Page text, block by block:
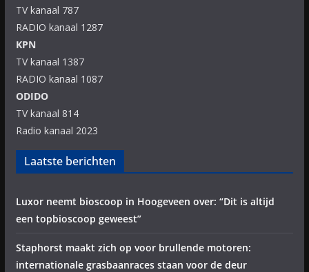
TV kanaal 787
RADIO kanaal 1287
KPN
TV kanaal 1387
RADIO kanaal 1087
ODIDO
TV kanaal 814
Radio kanaal 2023
Laatste berichten
Luxor neemt bioscoop in Hoogeveen over: “Dit is altijd
een topbioscoop geweest”
Staphorst maakt zich op voor brullende motoren:
internationale grasbaanraces staan voor de deur